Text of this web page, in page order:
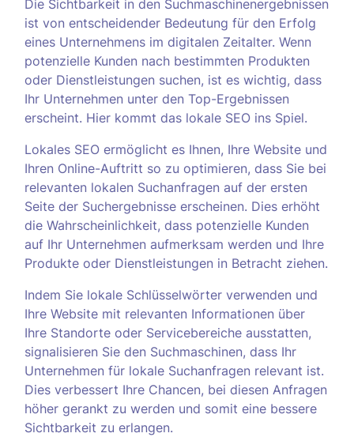
Die Sichtbarkeit in den Suchmaschinenergebnissen
ist von entscheidender Bedeutung für den Erfolg
eines Unternehmens im digitalen Zeitalter. Wenn
potenzielle Kunden nach bestimmten Produkten
oder Dienstleistungen suchen, ist es wichtig, dass
Ihr Unternehmen unter den Top-Ergebnissen
erscheint. Hier kommt das lokale SEO ins Spiel.
Lokales SEO ermöglicht es Ihnen, Ihre Website und
Ihren Online-Auftritt so zu optimieren, dass Sie bei
relevanten lokalen Suchanfragen auf der ersten
Seite der Suchergebnisse erscheinen. Dies erhöht
die Wahrscheinlichkeit, dass potenzielle Kunden
auf Ihr Unternehmen aufmerksam werden und Ihre
Produkte oder Dienstleistungen in Betracht ziehen.
Indem Sie lokale Schlüsselwörter verwenden und
Ihre Website mit relevanten Informationen über
Ihre Standorte oder Servicebereiche ausstatten,
signalisieren Sie den Suchmaschinen, dass Ihr
Unternehmen für lokale Suchanfragen relevant ist.
Dies verbessert Ihre Chancen, bei diesen Anfragen
höher gerankt zu werden und somit eine bessere
Sichtbarkeit zu erlangen.